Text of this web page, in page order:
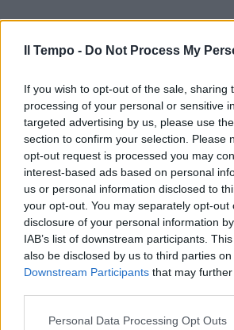
Il Tempo - Do Not Process My
If you wish to opt-out of the sale, sharing
processing of your personal or sensitive
targeted advertising by us, please use
section to confirm your selection. Please
opt-out request is processed you may
interest-based ads based on personal
us or personal information disclosed to
your opt-out. You may separately opt-out
disclosure of your personal information
IAB’s list of downstream participants.
also be disclosed by us to third parties on
Downstream Participants that may
Personal Data Processing Opt Outs